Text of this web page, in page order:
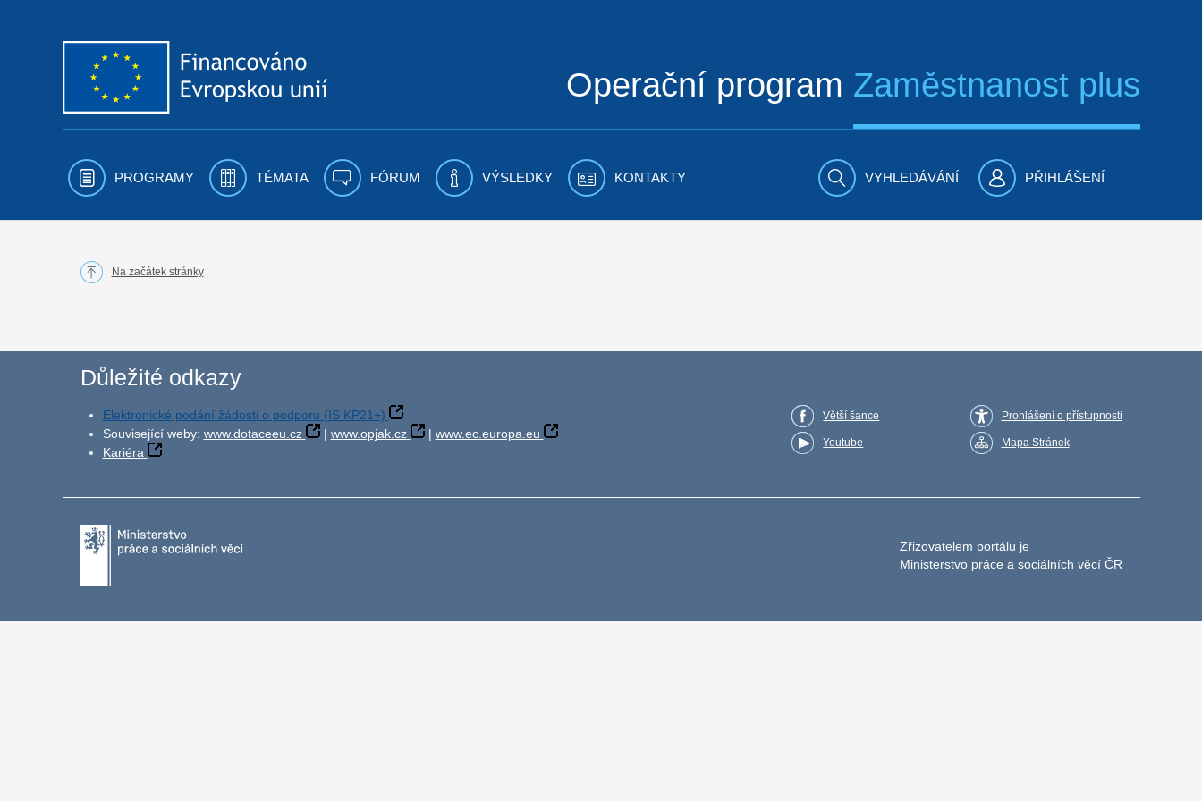
Operační program Zaměstnanost plus
PROGRAMY TÉMATA FÓRUM VÝSLEDKY KONTAKTY VYHLEDÁVÁNÍ PŘIHLÁŠENÍ
Na začátek stránky
Důležité odkazy
Elektronické podání žádosti o podporu (IS KP21+)
Související weby: www.dotaceeu.cz | www.opjak.cz | www.ec.europa.eu
Kariéra
Větší šance
Youtube
Prohlášení o přístupnosti
Mapa Stránek
Zřizovatelem portálu je
Ministerstvo práce a sociálních věcí ČR